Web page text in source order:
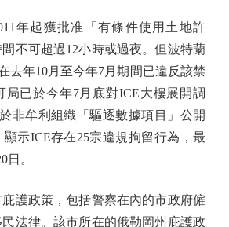
年起獲批准「有條件使用土地許
不可超過12小時或過夜。但波特蘭
去年10月至今年7月期間已違反該禁
局已於今年7月底對ICE大樓展開調
非牟利組織「驅逐數據項目」公開
示ICE存在25宗違規拘留行為，最
日。
政策，包括警察在內的市政府僱
法律。該市所在的俄勒岡州庇護政